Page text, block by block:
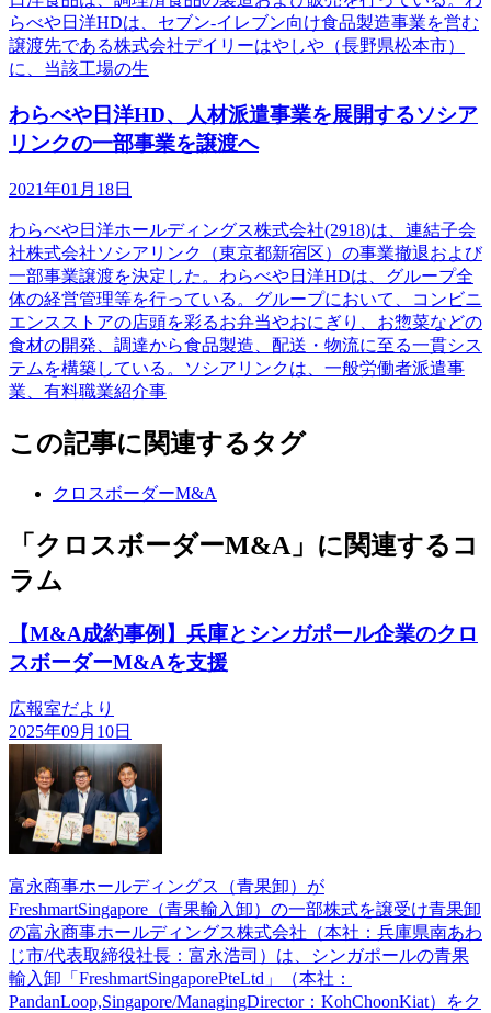
らべや日洋HDは、セブン-イレブン向け食品製造事業を営む
譲渡先である株式会社デイリーはやしや（長野県松本市）
に、当該工場の生
わらべや日洋HD、人材派遣事業を展開するソシア
リンクの一部事業を譲渡へ
2021年01月18日
わらべや日洋ホールディングス株式会社(2918)は、連結子会
社株式会社ソシアリンク（東京都新宿区）の事業撤退および
一部事業譲渡を決定した。わらべや日洋HDは、グループ全
体の経営管理等を行っている。グループにおいて、コンビニ
エンスストアの店頭を彩るお弁当やおにぎり、お惣菜などの
食材の開発、調達から食品製造、配送・物流に至る一貫シス
テムを構築している。ソシアリンクは、一般労働者派遣事
業、有料職業紹介事
この記事に関連するタグ
クロスボーダーM&A
「クロスボーダーM&A」に関連するコ
ラム
【M&A成約事例】兵庫とシンガポール企業のクロ
スボーダーM&Aを支援
広報室だより
2025年09月10日
富永商事ホールディングス（青果卸）が
FreshmartSingapore（青果輸入卸）の一部株式を譲受け青果卸
の富永商事ホールディングス株式会社（本社：兵庫県南あわ
じ市/代表取締役社長：富永浩司）は、シンガポールの青果
輸入卸「FreshmartSingaporePteLtd」（本社：
PandanLoop,Singapore/ManagingDirector：KohChoonKiat）をク